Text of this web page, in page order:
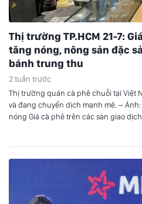
Thị trường TP.HCM 21-7:
tăng nóng, nông sản đặc
bánh trung thu
2 tuần trước
Thị trường quán cà phê chuỗi tại Việt
và đang chuyển dịch mạnh mẽ. – Ảnh:
nóng Giá cà phê trên các sàn giao